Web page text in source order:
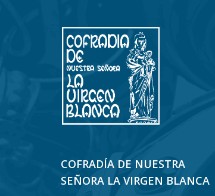
COFRADÍA DE NUESTRA
SEÑORA LA VIRGEN BLANCA